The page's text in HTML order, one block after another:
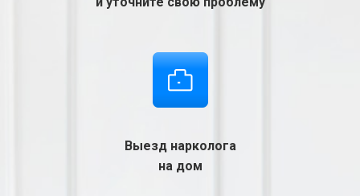
Выезд нарколога
на дом